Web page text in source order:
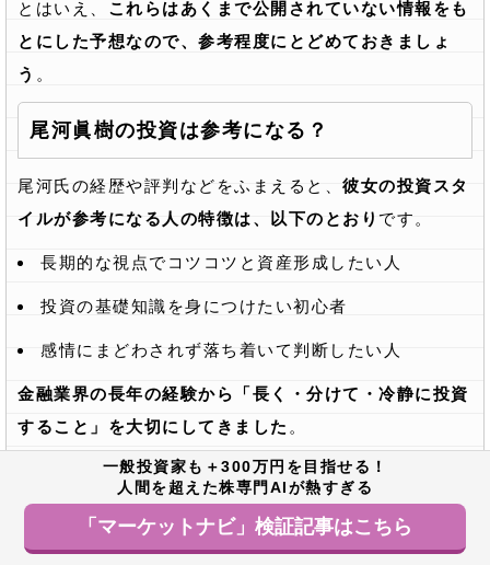
とはいえ、 これらはあくまで公開されていない情報をも
とにした予想なので、参考程度にとどめておきましょ
う 。
尾河眞樹の投資は参考になる？
尾河氏の経歴や評判などをふまえると、 彼女の投資スタ
イルが参考になる人の特徴は、以下のとおり です。
長期的な視点でコツコツと資産形成したい人
投資の基礎知識を身につけたい初心者
感情にまどわされず落ち着いて判断したい人
金融業界の長年の経験から「長く・分けて・冷静に投資
すること」を大切にしてきました 。
SNSなどでも、「ぶれない視点で安心できる」「いつも
落ち着いた分析で信頼できる」といった声が多く見られ
一般投資家も＋300万円を目指せる！
人間を超えた株専門AIが熱すぎる
「マーケットナビ」検証記事はこちら